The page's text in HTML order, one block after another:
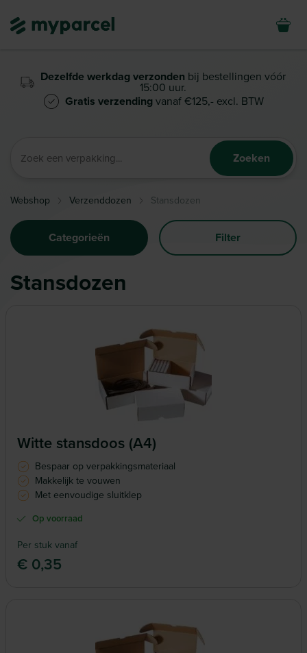
Dezelfde werkdag verzonden bij bestellingen vóór
15:00 uur.
Gratis verzending vanaf €125,- excl. BTW
Zoeken
Webshop Verzenddozen Stansdozen
Categorieën Filter
Stansdozen
Witte stansdoos (A4)
Bespaar op verpakkingsmateriaal
Makkelijk te vouwen
Met eenvoudige sluitklep
Op voorraad
Per stuk vanaf
€ 0,35